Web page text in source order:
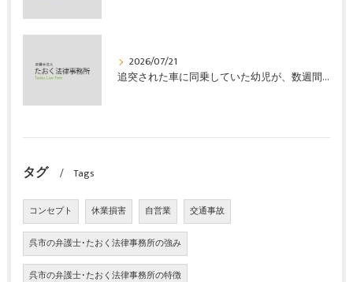
2026/07/21
追突された車に同乗していた幼児が、数週間の経過観察の後、裁判所の基準で人損の賠償金を獲得した事案｜たおく法律事務所
タグ Tags
コンセプト 休業損害 自営業 交通事故
呉市の弁護士･たおく法律事務所の強み
呉市の弁護士･たおく法律事務所の特徴